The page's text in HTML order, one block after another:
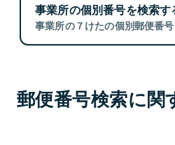
事業所の個別番号を検索す
事業所の７けたの個別郵便番号
郵便番号検索に関